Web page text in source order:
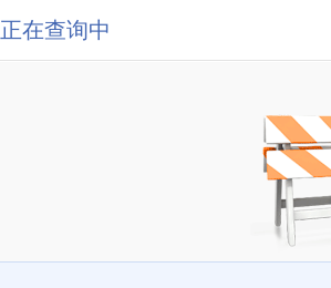
正在查询中